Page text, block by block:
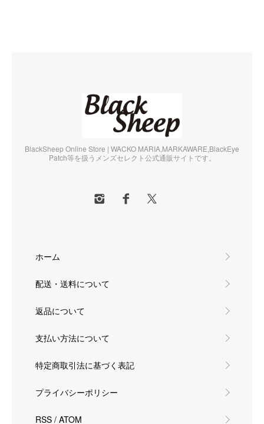
BlackSheep Online Store | WACKO MARIA,MARKAWARE,BlackEye
Patch等を扱うメンズセレクト公式通販サイトです。
ホーム
配送・送料について
返品について
支払い方法について
特定商取引法に基づく表記
プライバシーポリシー
RSS / ATOM